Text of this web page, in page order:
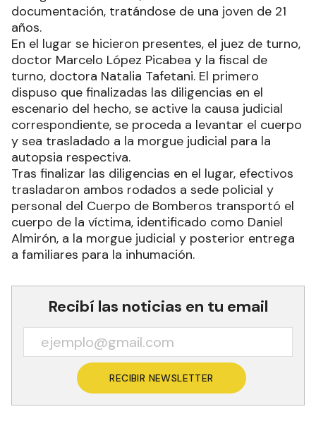
documentación, tratándose de una joven de 21
años.
En el lugar se hicieron presentes, el juez de turno,
doctor Marcelo López Picabea y la fiscal de
turno, doctora Natalia Tafetani. El primero
dispuso que finalizadas las diligencias en el
escenario del hecho, se active la causa judicial
correspondiente, se proceda a levantar el cuerpo
y sea trasladado a la morgue judicial para la
autopsia respectiva.
Tras finalizar las diligencias en el lugar, efectivos
trasladaron ambos rodados a sede policial y
personal del Cuerpo de Bomberos transportó el
cuerpo de la víctima, identificado como Daniel
Almirón, a la morgue judicial y posterior entrega
a familiares para la inhumación.
Recibí las noticias en tu email
RECIBIR NEWSLETTER